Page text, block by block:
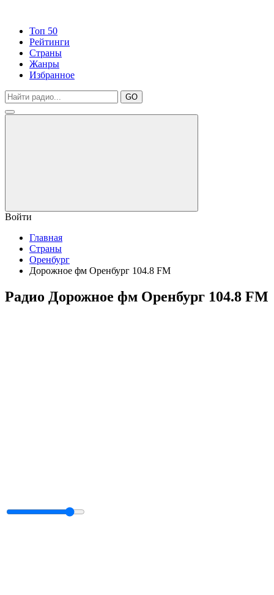
Топ 50
Рейтинги
Страны
Жанры
Избранное
GO
Войти
Главная
Страны
Оренбург
Дорожное фм Оренбург 104.8 FM
Радио Дорожное фм Оренбург 104.8 FM